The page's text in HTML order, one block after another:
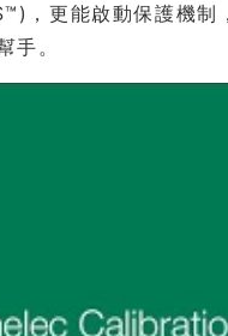
，更能啟動保護機制
手。